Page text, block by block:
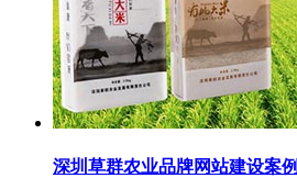
深圳草群农业品牌网站建设案例